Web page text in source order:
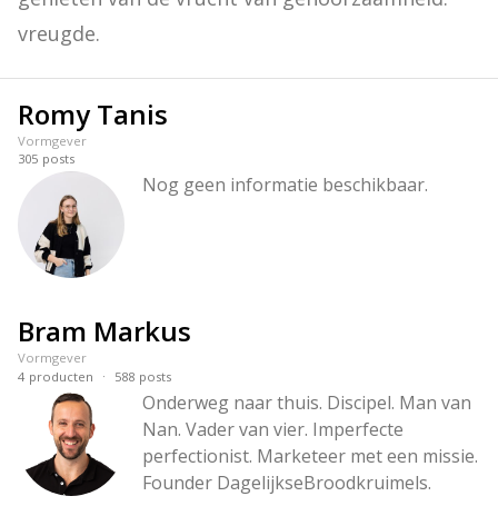
vreugde.
Romy Tanis
Vormgever
305 posts
Nog geen informatie beschikbaar.
Bram Markus
Vormgever
4 producten · 588 posts
Onderweg naar thuis. Discipel. Man van
Nan. Vader van vier. Imperfecte
perfectionist. Marketeer met een missie.
Founder DagelijkseBroodkruimels.